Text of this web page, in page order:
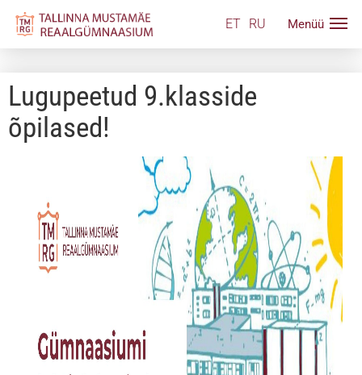
ET RU
Lugupeetud 9.klasside
õpilased!